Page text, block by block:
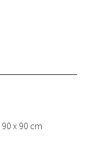
90 x 90 cm